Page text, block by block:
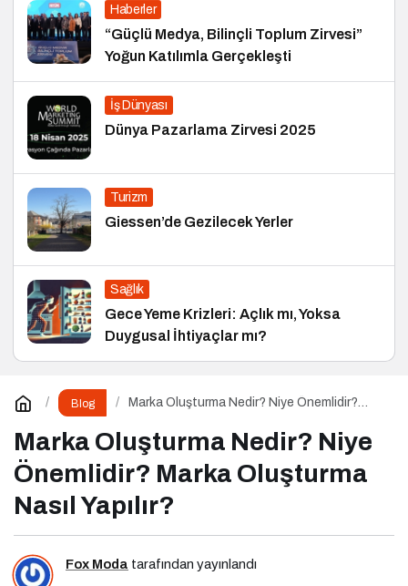
Haberler
“Güçlü Medya, Bilinçli Toplum Zirvesi”
Yoğun Katılımla Gerçekleşti
İş Dünyası
Dünya Pazarlama Zirvesi 2025
Turizm
Giessen’de Gezilecek Yerler
Sağlık
Gece Yeme Krizleri: Açlık mı, Yoksa
Duygusal İhtiyaçlar mı?
Blog
Marka Oluşturma Nedir? Niye Önemlidir?
Marka Oluşturma Nedir? Niye
Önemlidir? Marka Oluşturma
Nasıl Yapılır?
Fox Moda tarafından yayınlandı